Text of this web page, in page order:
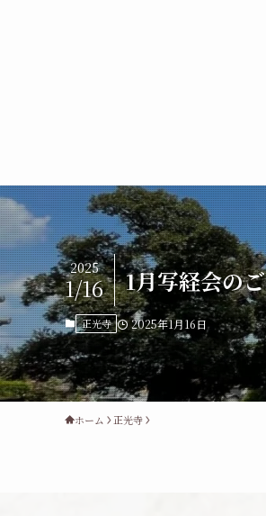
1月写経会の
2025
1/16
正光寺 2025年1月16日
ホーム 正光寺